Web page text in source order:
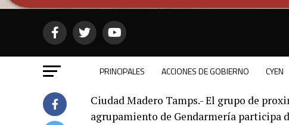
PRINCIPALES ACCIONES DE GOBIERNO CYEN
Ciudad Madero Tamps.- El grupo de
agrupamiento de Gendarmería participa